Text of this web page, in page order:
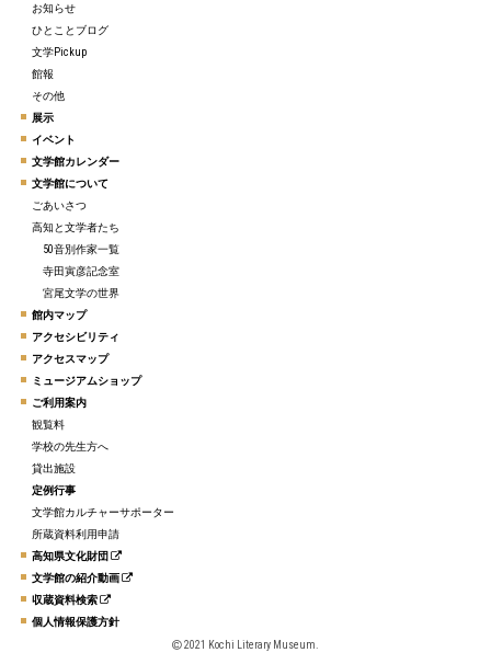
お知らせ
ひとことブログ
文学Pickup
館報
その他
展示
イベント
文学館カレンダー
文学館について
ごあいさつ
高知と文学者たち
50音別作家一覧
寺田寅彦記念室
宮尾文学の世界
館内マップ
アクセシビリティ
アクセスマップ
ミュージアムショップ
ご利用案内
観覧料
学校の先生方へ
貸出施設
定例行事
文学館カルチャーサポーター
所蔵資料利用申請
高知県文化財団
文学館の紹介動画
収蔵資料検索
個人情報保護方針
2021 Kochi Literary Museum.